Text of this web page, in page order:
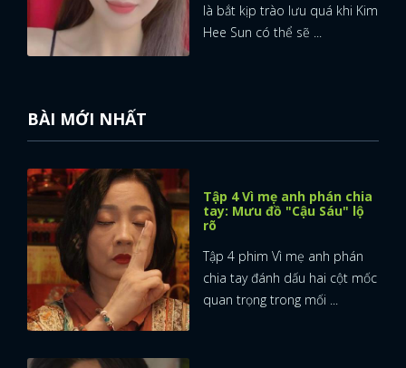
là bắt kịp trào lưu quá khi Kim
Hee Sun có thể sẽ ...
BÀI MỚI NHẤT
Tập 4 Vì mẹ anh phán chia
tay: Mưu đồ "Cậu Sáu" lộ
rõ
Tập 4 phim Vì mẹ anh phán
chia tay đánh dấu hai cột mốc
quan trọng trong mối ...